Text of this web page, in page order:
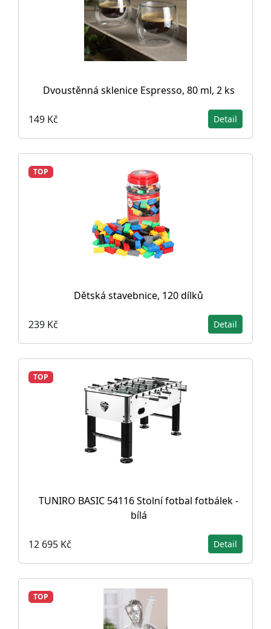
Dvoustěnná sklenice Espresso, 80 ml, 2 ks
149 Kč Detail
TOP
Dětská stavebnice, 120 dílků
239 Kč Detail
TOP
TUNIRO BASIC 54116 Stolní fotbal fotbálek -
bílá
12 695 Kč Detail
TOP